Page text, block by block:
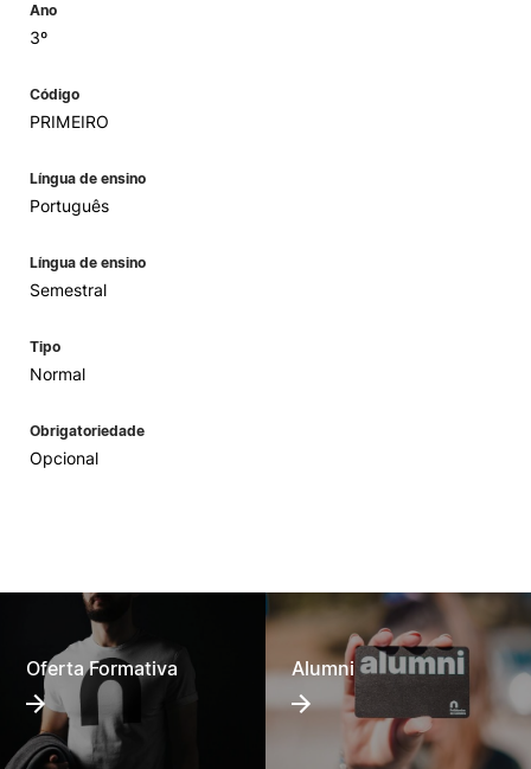
Ano
3º
Código
PRIMEIRO
Língua de ensino
Português
Língua de ensino
Semestral
Tipo
Normal
Obrigatoriedade
Opcional
Oferta Formativa Alumni